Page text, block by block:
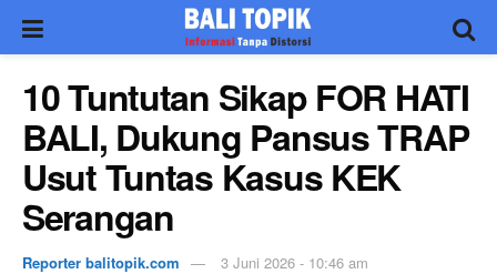
10 Tuntutan Sikap FOR HATI
BALI, Dukung Pansus TRAP
Usut Tuntas Kasus KEK
Serangan
Reporter balitopik.com 3 Juni 2026 - 10:46 am